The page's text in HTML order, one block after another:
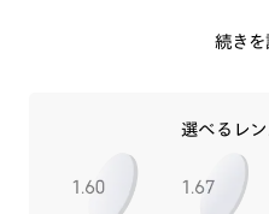
・店舗とオンラインショップ
旬を着こなすメガネ「JINS
続きを
選べるレン